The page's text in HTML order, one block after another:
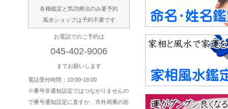
各種鑑定と気功療法のみ要予約
風水ショップは予約不要です
お電話でのご予約は
045-402-9006
までお願いします
電話受付時間：10:00-18:00
※番号非通知設定ではつながりませんの
で番号通知設定に直すか、市外局番の前